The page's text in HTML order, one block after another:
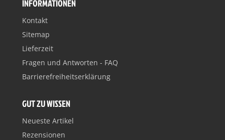
INFORMATIONEN
Kontakt
Sitemap
Lieferzeit
Fragen und Antworten - FAQ
Barrierefreiheitserklärung
GUT ZU WISSEN
Neueste Artikel
Rezensionen